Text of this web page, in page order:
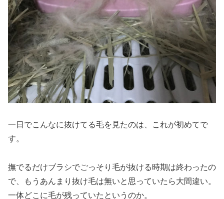
一日でこんなに抜けてる毛を見たのは、これが初めてで
す。
撫でるだけブラシでごっそり毛が抜ける時期は終わったの
で、もうあんまり抜け毛は無いと思っていたら大間違い。
一体どこに毛が残っていたというのか。